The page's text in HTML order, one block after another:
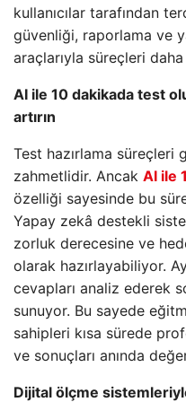
kullanıcılar tarafından
güvenliği, raporlama ve
araçlarıyla süreçleri
AI ile 10 dakikada test
artırın
Test hazırlama süreçleri
zahmetlidir. Ancak AI ile
özelliği sayesinde bu
Yapay zekâ destekli
zorluk derecesine ve
olarak hazırlayabiliyor.
cevapları analiz ederek
sunuyor. Bu sayede
sahipleri kısa sürede
ve sonuçları anında
Dijital ölçme